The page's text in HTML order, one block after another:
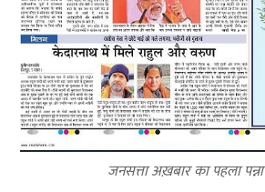
जनसत्ता अख़बार का पहला पन्ना